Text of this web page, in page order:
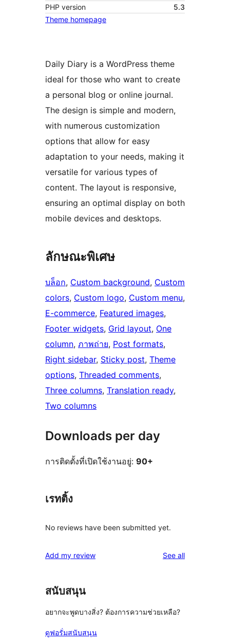
PHP version
5.3
Theme homepage
Daily Diary is a WordPress theme
ideal for those who want to create
a personal blog or online journal.
The design is simple and modern,
with numerous customization
options that allow for easy
adaptation to your needs, making it
versatile for various types of
content. The layout is responsive,
ensuring an optimal display on both
mobile devices and desktops.
ลักษณะพิเศษ
บล็อก, Custom background, Custom
colors, Custom logo, Custom menu
E-commerce, Featured images
Footer widgets, Grid layout, One
column, ภาพถ่าย, Post formats
Right sidebar, Sticky post, Theme
options, Threaded comments
Three columns, Translation ready
Two columns
Downloads per day
การติดตั้งที่เปิดใช้งานอยู่: 90+
เรทติ้ง
No reviews have been submitted yet.
Add my review See allreviews
สนับสนุน
อยากจะพูดบางสิ่ง? ต้องการความช่วยเหลือ?
ดูฟอรั่มสนับสนุน